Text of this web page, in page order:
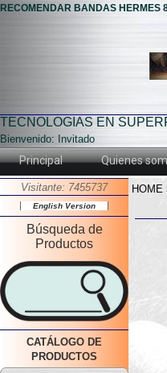
RECOMENDAR BANDAS HERMES
TECNOLOGIAS EN
Bienvenido: Invitado
Principal Quienes
Visitante: 7455737
English Version
Búsqueda de
Productos
CATÁLOGO DE
PRODUCTOS
HOME